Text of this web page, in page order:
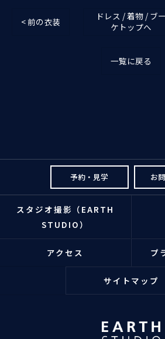
< 前の衣装
ドレス / 着物 / ブー
ケトップへ
一覧に戻る
予約・見学 お
スタジオ撮影（EARTH
STUDIO）
アクセス プ
サイトマップ